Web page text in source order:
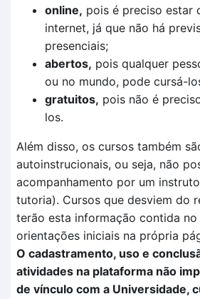
online, pois é preciso estar
internet, já que não há
presenciais;
abertos, pois qualquer
ou no mundo, pode cursá-
gratuitos, pois não é
los.
Além disso, os cursos também
autoinstrucionais, ou seja, não
acompanhamento por um
tutoria). Cursos que desviem do
terão esta informação contida
orientações iniciais na própria
O cadastramento, uso e
atividades na plataforma não
de vínculo com a Universidade,